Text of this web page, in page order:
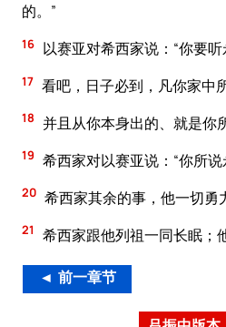
的。”
16 以赛亚对希西家说：“你要听
17 看吧，日子必到，凡你家中
18 并且从你本身出的、就是你
19 希西家对以赛亚说：“你所
20 希西家其余的事，他一切勇
21 希西家跟他列祖一同长眠；
◄ 前一章节